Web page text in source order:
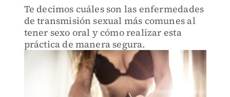
Te decimos cuáles son las enfermedades
de transmisión sexual más comunes al
tener sexo oral y cómo realizar esta
práctica de manera segura.